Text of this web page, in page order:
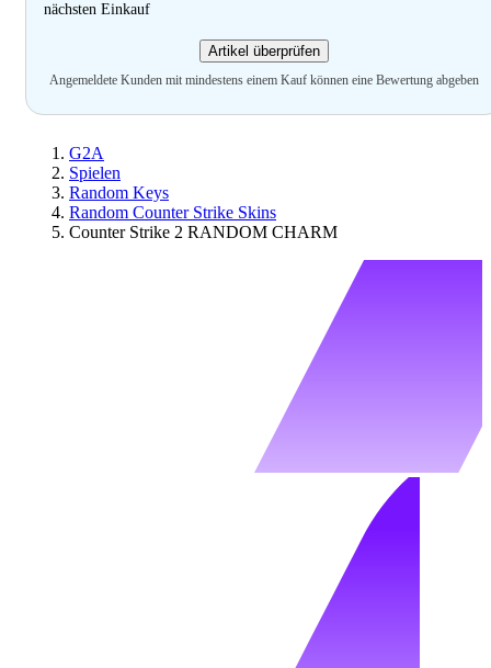
nächsten Einkauf
Artikel überprüfen
Angemeldete Kunden mit mindestens einem Kauf können eine Bewertung abgeben
G2A
Spielen
Random Keys
Random Counter Strike Skins
Counter Strike 2 RANDOM CHARM